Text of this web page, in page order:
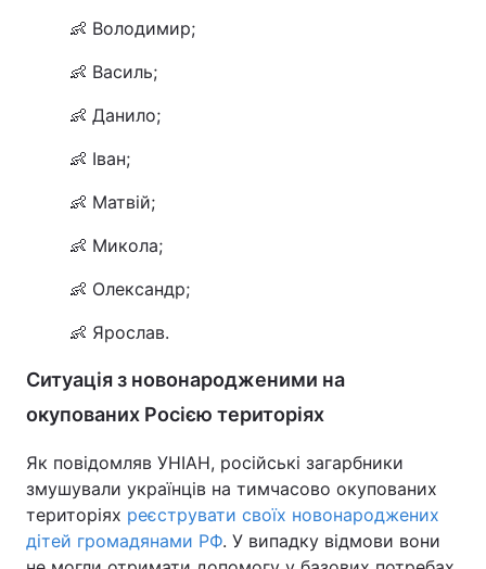
👶 Володимир;
👶 Василь;
👶 Данило;
👶 Іван;
👶 Матвій;
👶 Микола;
👶 Олександр;
👶 Ярослав.
Ситуація з новонародженими на
окупованих Росією територіях
Як повідомляв УНІАН, російські загарбники
змушували українців на тимчасово окупованих
територіях реєструвати своїх новонароджених
дітей громадянами РФ. У випадку відмови вони